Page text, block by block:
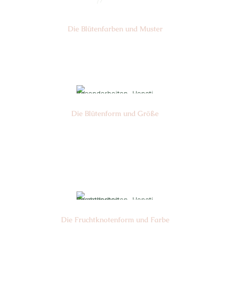
Die Blüten­farben und Muster
Die Blüten­form und Größe
Die Frucht­knotenform und Farbe